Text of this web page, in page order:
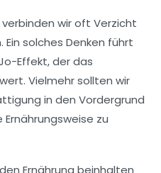
verbinden wir oft Verzicht
Ein solches Denken führt
Effekt, der das
Vielmehr sollten wir
in den Vordergrund
zu